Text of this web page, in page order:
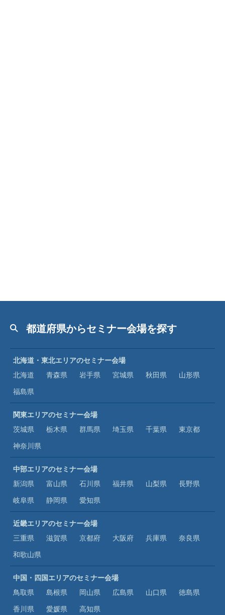
都道府県からセミナー会場を探す
北海道・東北エリアのセミナー会場
北海道
青森県 岩手県 宮城県 秋田県
山形県
福島県
関東エリアのセミナー会場
茨城県
栃木県 群馬県 埼玉県 千葉県
東京都
神奈川県
中部エリアのセミナー会場
新潟県
富山県 石川県 福井県 山梨県
長野県
岐阜県
静岡県 愛知県
近畿エリアのセミナー会場
三重県
滋賀県 京都府 大阪府 兵庫県
奈良県
和歌山県
中国・四国エリアのセミナー会場
鳥取県
島根県 岡山県 広島県 山口県
徳島県
香川県
愛媛県 高知県